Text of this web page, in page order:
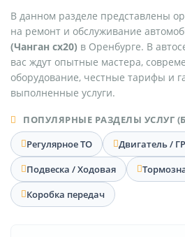
В данном разделе представлены
на ремонт и обслуживание
(Чанган сх20) в Оренбурге. В
вас ждут опытные мастера,
оборудование, честные тарифы и
выполненные услуги.
ПОПУЛЯРНЫЕ РАЗДЕЛЫ УСЛУГ
Регулярное ТО
Двигатель /
Подвеска / Ходовая
Коробка передач